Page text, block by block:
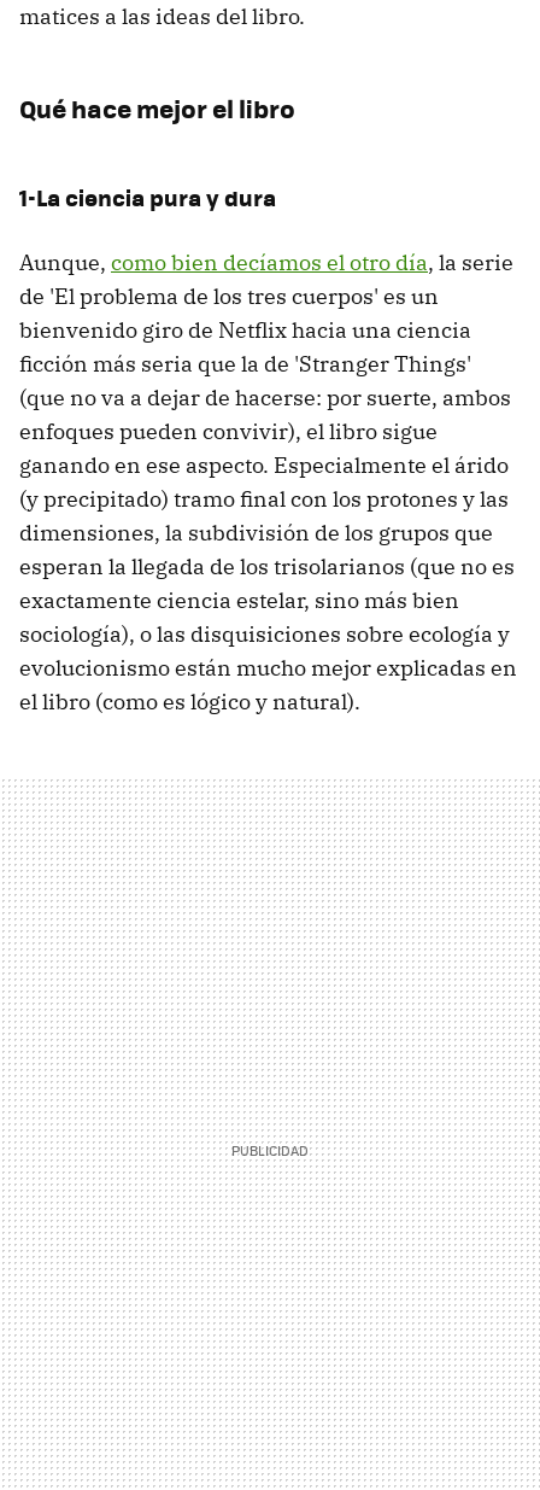
matices a las ideas del libro.
Qué hace mejor el libro
1-La ciencia pura y dura
Aunque, como bien decíamos el otro día, la serie
de 'El problema de los tres cuerpos' es un
bienvenido giro de Netflix hacia una ciencia
ficción más seria que la de 'Stranger Things'
(que no va a dejar de hacerse: por suerte, ambos
enfoques pueden convivir), el libro sigue
ganando en ese aspecto. Especialmente el árido
(y precipitado) tramo final con los protones y las
dimensiones, la subdivisión de los grupos que
esperan la llegada de los trisolarianos (que no es
exactamente ciencia estelar, sino más bien
sociología), o las disquisiciones sobre ecología y
evolucionismo están mucho mejor explicadas en
el libro (como es lógico y natural).